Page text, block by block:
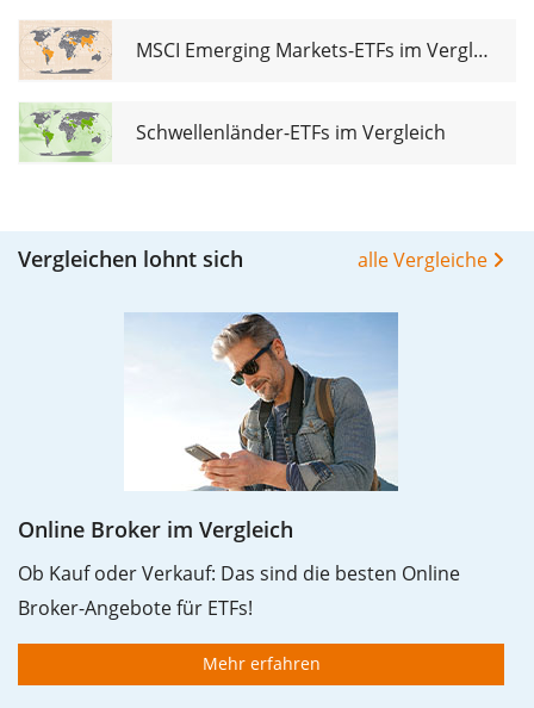
MSCI Emerging Markets-ETFs im Vergleich
Schwellenländer-ETFs im Vergleich
Vergleichen lohnt sich alle Vergleiche
Online Broker im Vergleich
Ob Kauf oder Verkauf: Das sind die besten Online
Broker-Angebote für ETFs!
Mehr erfahren